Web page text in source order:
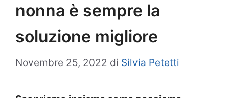
nonna è sempre la
soluzione migliore
Novembre 25, 2022 di Silvia Petetti